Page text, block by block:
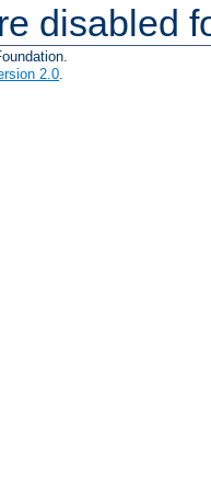
disabled
2.0.